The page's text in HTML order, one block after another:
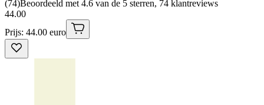
(74)Beoordeeld met 4.6 van de 5 sterren, 74 klantreviews
44.00
Prijs: 44.00 euro